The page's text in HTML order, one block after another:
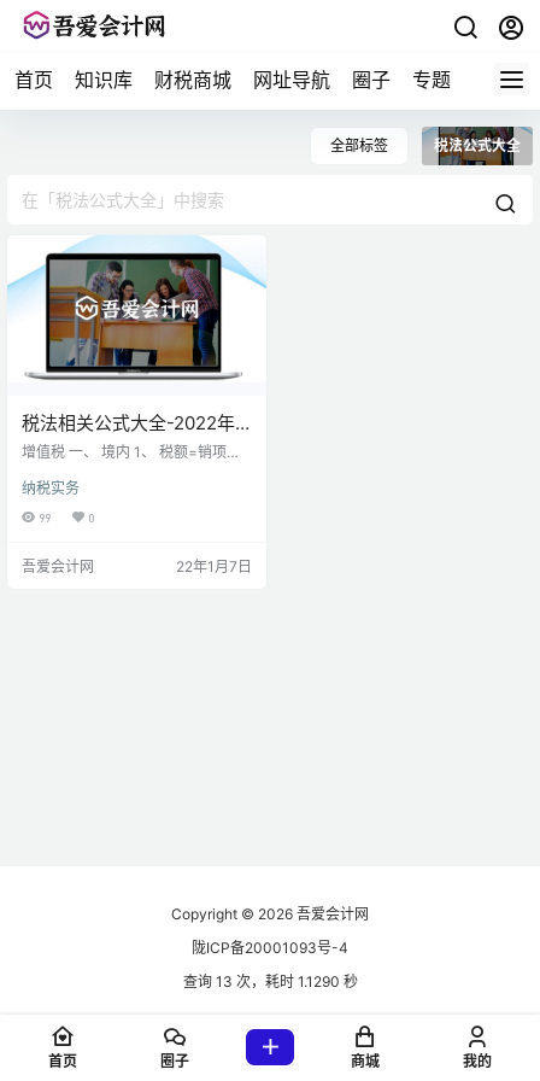
首页 知识库 财税商城 网址导航 圈子 专题 会计问
全部标签 税法公式大全
税法相关公式大全-2022年
版（可直接打印）
增值税 一、 境内 1、 税额=销项税-
3、 视销征税无销额，（1）当月类
平均；（2）最近类货平均，（3）
润率）+消税 组税价=成本*（1+成
纳税实务
99 0
吾爱会计网 22年1月7日
Copyright © 2026 吾爱会计网
陇ICP备20001093号-4
查询 13 次，耗时 1.1290 秒
首页 圈子 商城 我的